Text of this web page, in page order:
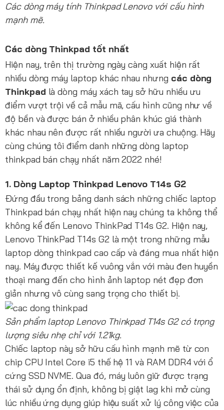
Các dòng máy tính Thinkpad Lenovo với cấu hình
mạnh mẽ.
Các dòng Thinkpad tốt nhất
Hiện nay, trên thị trường ngày càng xuất hiện rất
nhiều dòng máy laptop khác nhau nhưng các dòng
Thinkpad là dòng máy xách tay sở hữu nhiều ưu
điểm vượt trội về cả mẫu mã, cấu hình cũng như về
độ bền và được bán ở nhiều phân khúc giá thành
khác nhau nên được rất nhiều người ưa chuộng. Hãy
cùng chúng tôi điểm danh những dòng laptop
thinkpad bán chạy nhất năm 2022 nhé!
1. Dòng Laptop Thinkpad Lenovo T14s G2
Đứng đầu trong bảng danh sách những chiếc laptop
Thinkpad bán chạy nhất hiện nay chúng ta không thể
không kể đến Lenovo ThinkPad T14s G2. Hiện nay,
Lenovo ThinkPad T14s G2 là một trong những mẫu
laptop dòng thinkpad cao cấp và đáng mua nhất hiện
nay. Máy được thiết kế vuông vắn với màu đen huyền
thoại mang đến cho hình ảnh laptop nét đẹp đơn
giản nhưng vô cùng sang trọng cho thiết bị.
Sản phẩm laptop Lenovo Thinkpad T14s G2 có trọng
lượng siêu nhẹ chỉ với 1.21kg.
Chiếc laptop này sở hữu cấu hình mạnh mẽ từ con
chip CPU Intel Core i5 thế hệ 11 và RAM DDR4 với ổ
cứng SSD NVME. Qua đó, máy luôn giữ được trạng
thái sử dụng ổn định, không bị giật lag khi mở cùng
lúc nhiều ứng dụng giúp hiệu suất xử lý công việc của